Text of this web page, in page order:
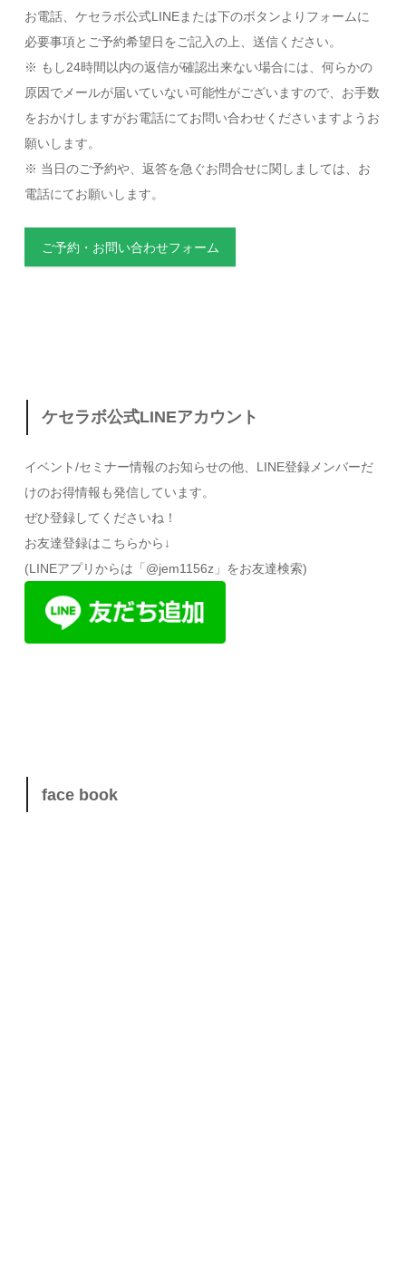
お電話、ケセラボ公式LINEまたは下のボタンよりフォームに
必要事項とご予約希望日をご記入の上、送信ください。
※ もし24時間以内の返信が確認出来ない場合には、何らかの
原因でメールが届いていない可能性がございますので、お手数
をおかけしますがお電話にてお問い合わせくださいますようお
願いします。
※ 当日のご予約や、返答を急ぐお問合せに関しましては、お
電話にてお願いします。
ご予約・お問い合わせフォーム
ケセラボ公式LINEアカウント
イベント/セミナー情報のお知らせの他、LINE登録メンバーだ
けのお得情報も発信しています。
ぜひ登録してくださいね！
お友達登録はこちらから↓
(LINEアプリからは「@jem1156z」をお友達検索)
face book